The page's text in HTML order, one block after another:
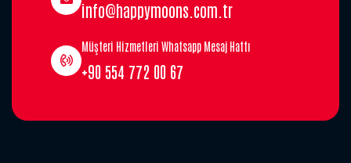
info@happymoons.com.tr
Müşteri Hizmetleri Whatsapp Mesaj Hattı
+90 554 772 00 67